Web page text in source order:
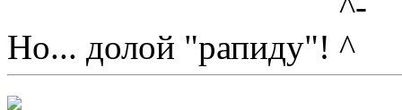
Но... долой "рапиду"!